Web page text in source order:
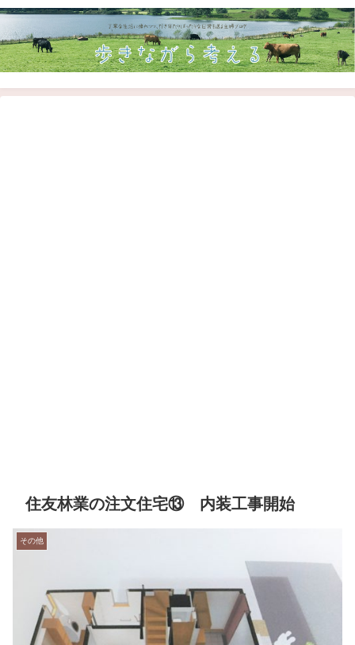
住友林業の注文住宅⑬ 内装工事開始
その他